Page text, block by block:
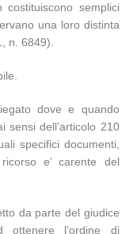
semplici
una loro distinta
n. 6849).
dove e quando
sensi dell’articolo 210
specifici documenti,
e’ carente del
da parte del giudice
ottenere l’ordine di